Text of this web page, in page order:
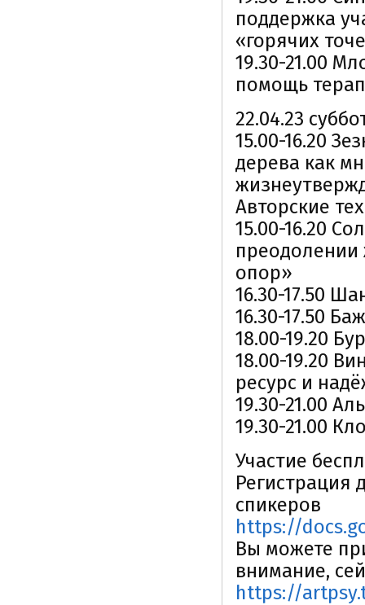
поддержка
«горячих
19.30-21.00
помощь
22.04.23
15.00-16.20
дерева как
Авторские
15.00-16.20
преодолении
опор»
16.30-17.50
16.30-17.50
18.00-19.20
18.00-19.20
ресурс и
19.30-21.00
19.30-21.00
Участие
Регистрация
спикеров
https://
Вы можете
внимание,
https://